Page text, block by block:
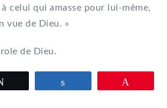
celui qui amasse pour lui-même,
vue de Dieu. »
de Dieu.